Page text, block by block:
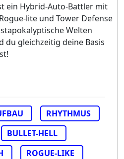
ein Hybrid-Auto-Battler mit
lite und Tower Defense
Welten
du gleichzeitig deine Basis
RHYTHMUS
BULLET-HELL
ROGUE-LIKE